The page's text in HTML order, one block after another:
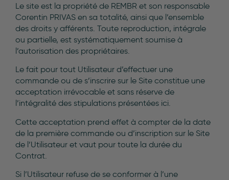
Le site est la propriété de REMBR et son responsable
Corentin PRIVAS en sa totalité, ainsi que l’ensemble
des droits y afférents. Toute reproduction, intégrale
ou partielle, est systématiquement soumise à
l’autorisation des propriétaires.
Le fait pour tout Utilisateur d’effectuer une
commande ou de s’inscrire sur le Site constitue une
acceptation irrévocable et sans réserve de
l’intégralité des stipulations présentées ici.
Cette acceptation prend effet à compter de la date
de la première commande ou d’inscription sur le Site
de l’Utilisateur et vaut pour toute la durée du
Contrat.
Si l’Utilisateur refuse de se conformer à l’une